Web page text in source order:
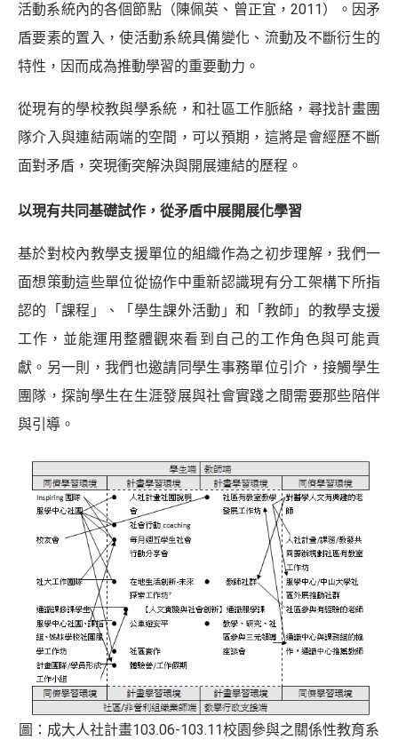
活動系統內的各個節點（陳佩英、曾正宜，2011）。因矛
盾要素的置入，使活動系統具備變化、流動及不斷衍生的
特性，因而成為推動學習的重要動力。
從現有的學校教與學系統，和社區工作脈絡，尋找計畫團
隊介入與連結兩端的空間，可以預期，這將是會經歷不斷
面對矛盾，突現衝突解決與開展連結的歷程。
以現有共同基礎試作，從矛盾中展開展化學習
基於對校內教學支援單位的組織作為之初步理解，我們一
面想策動這些單位從協作中重新認識現有分工架構下所指
認的「課程」、「學生課外活動」和「教師」的教學支援
工作，並能運用整體觀來看到自己的工作角色與可能貢
獻。另一則，我們也邀請同學生事務單位引介，接觸學生
團隊，探詢學生在生涯發展與社會實踐之間需要那些陪伴
與引導。
圖：成大人社計畫103.06-103.11校園參與之關係性教育系